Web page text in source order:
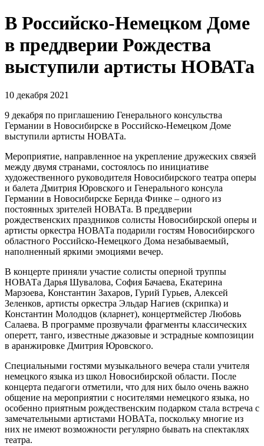
В Российско-Немецком Доме
в преддверии Рождества
выступили артисты НОВАТа
10 декабря 2021
9 декабря по приглашению Генерального консульства
Германии в Новосибирске в Российско-Немецком Доме
выступили артисты НОВАТа.
Мероприятие, направленное на укрепление дружеских связей
между двумя странами, состоялось по инициативе
художественного руководителя Новосибирского театра оперы
и балета Дмитрия Юровского и Генерального консула
Германии в Новосибирске Бернда Финке – одного из
постоянных зрителей НОВАТа. В преддверии
рождественских праздников солисты Новосибирской оперы и
артисты оркестра НОВАТа подарили гостям Новосибирского
областного Российско-Немецкого Дома незабываемый,
наполненный яркими эмоциями вечер.
В концерте приняли участие солисты оперной труппы
НОВАТа Дарья Шувалова, София Бачаева, Екатерина
Марзоева, Константин Захаров, Гурий Гурьев, Алексей
Зеленков, артисты оркестра Эльдар Нагиев (скрипка) и
Константин Молодцов (кларнет), концертмейстер Любовь
Салаева. В программе прозвучали фрагменты классических
оперетт, танго, известные джазовые и эстрадные композиции
в аранжировке Дмитрия Юровского.
Специальными гостями музыкального вечера стали учителя
немецкого языка из школ Новосибирской области. После
концерта педагоги отметили, что для них было очень важно
общение на мероприятии с носителями немецкого языка, но
особенно приятным рождественским подарком стала встреча с
замечательными артистами НОВАТа, поскольку многие из
них не имеют возможности регулярно бывать на спектаклях
театра.